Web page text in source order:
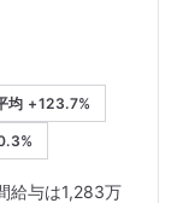
均 +123.7%
給与は1,283万